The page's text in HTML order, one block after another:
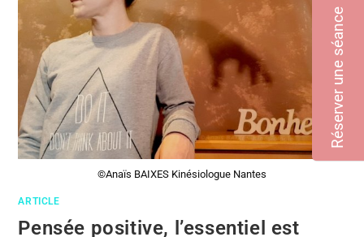
©Anaïs BAIXES Kinésiologue Nantes
ARTICLE
Pensée positive, l’essentiel est
Réserver une séance